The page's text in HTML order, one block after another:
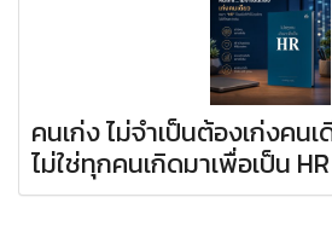
คนเก่ง ไม่จำเป็นต้องเก่งคน
ไม่ใช่ทุกคนเกิดมาเพื่อเป็น HR